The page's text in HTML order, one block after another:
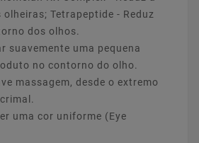
Tetrapeptide - Reduz
dos olhos.
suavemente uma pequena
no contorno do olho.
massagem, desde o extremo
uma cor uniforme (Eye